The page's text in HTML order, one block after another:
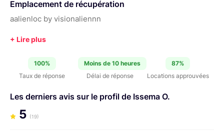
Emplacement de récupération
aalienloc by visionaliennn
100%
Taux de réponse
Moins de 10 heures
Délai de réponse
87%
Locations approuvées
Les derniers avis sur le profil de Issema O.
5 (19)